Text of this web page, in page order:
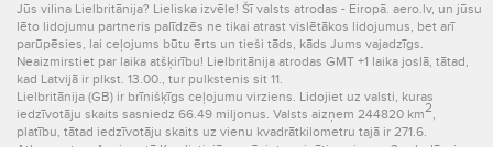
Jūs vilina Lielbritānija? Lieliska izvēle! Šī valsts atrodas - Eiropā. aero.lv, un jūsu
lēto lidojumu partneris palīdzēs ne tikai atrast vislētākos lidojumus, bet arī
parūpēsies, lai ceļojums būtu ērts un tieši tāds, kāds Jums vajadzīgs.
Neaizmirstiet par laika atšķirību! Lielbritānija atrodas GMT +1 laika joslā, tātad,
kad Latvijā ir plkst. 13.00., tur pulkstenis sit 11.
Lielbritānija (GB) ir brīnišķīgs ceļojumu virziens. Lidojiet uz valsti, kuras
iedzīvotāju skaits sasniedz 66.49 miljonus. Valsts aizņem 244820 km2,
platību, tātad iedzīvotāju skaits uz vienu kvadrātkilometru tajā ir 271.6.